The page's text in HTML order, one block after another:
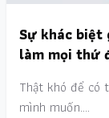
Sự khác biệt
làm mọi thứ
Thật khó để có
mình muốn.…